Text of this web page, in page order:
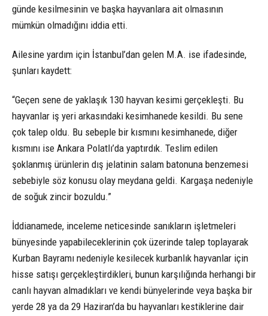
günde kesilmesinin ve başka hayvanlara ait olmasının
mümkün olmadığını iddia etti.
Ailesine yardım için İstanbul’dan gelen M.A. ise ifadesinde,
şunları kaydett:
“Geçen sene de yaklaşık 130 hayvan kesimi gerçekleşti. Bu
hayvanlar iş yeri arkasındaki kesimhanede kesildi. Bu sene
çok talep oldu. Bu sebeple bir kısmını kesimhanede, diğer
kısmını ise Ankara Polatlı’da yaptırdık. Teslim edilen
şoklanmış ürünlerin dış jelatinin salam batonuna benzemesi
sebebiyle söz konusu olay meydana geldi. Kargaşa nedeniyle
de soğuk zincir bozuldu.”
İddianamede, inceleme neticesinde sanıkların işletmeleri
bünyesinde yapabileceklerinin çok üzerinde talep toplayarak
Kurban Bayramı nedeniyle kesilecek kurbanlık hayvanlar için
hisse satışı gerçekleştirdikleri, bunun karşılığında herhangi bir
canlı hayvan almadıkları ve kendi bünyelerinde veya başka bir
yerde 28 ya da 29 Haziran’da bu hayvanları kestiklerine dair